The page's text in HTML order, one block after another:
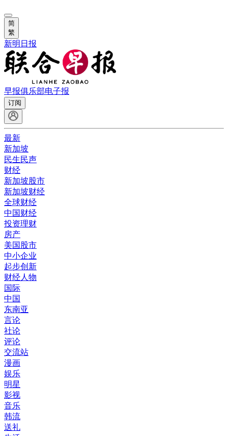
简
繁
新明日报
早报俱乐部电子报
订阅
最新
新加坡
民生民声
财经
新加坡股市
新加坡财经
全球财经
中国财经
投资理财
房产
美国股市
中小企业
起步创新
财经人物
国际
中国
东南亚
言论
社论
评论
交流站
漫画
娱乐
明星
影视
音乐
韩流
送礼